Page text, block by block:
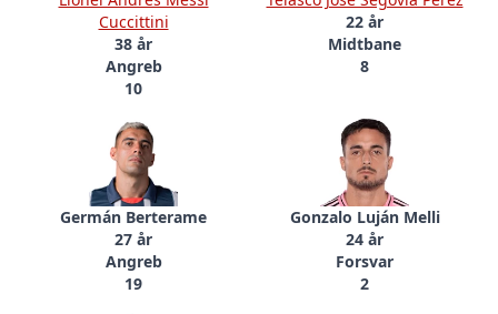
Cuccittini
38 år
Angreb
10
22 år
Midtbane
8
Germán Berterame
27 år
Angreb
19
Gonzalo Luján Melli
24 år
Forsvar
2